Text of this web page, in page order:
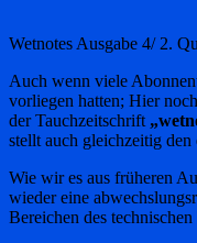
Wetnotes Ausgabe 4/ 2.
Auch wenn viele
vorliegen hatten; Hier
der Tauchzeitschrift
stellt auch gleichzeitig
Wie wir es aus früheren
wieder eine
Bereichen des technischen